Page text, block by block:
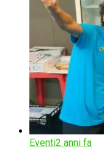
Eventi2 anni fa